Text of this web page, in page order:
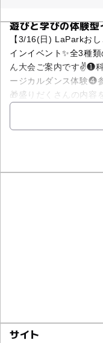
遊びと学びの体験
【3/16(日) LaParkお
インイベント✨全3種
ん大会ご案内です✌️❶
ージカルダンス体験❹
🎁盛りだくさんの内容
サイト